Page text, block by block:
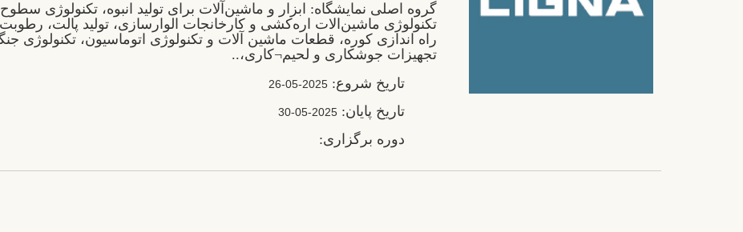
گروه اصلی نمایشگاه: ابزار و ماشین‌آلات برای تولید انبوه، تکنولوژی
تکنولوژی ماشین‌الات اره‌کشی و کارخانجات الوارسازی، تولید پالت،
راه اندازی کوره، قطعات ماشین آلات و تکنولوژی اتوماسیون، تکنولوژی
تجهیزات جوشکاری و لحیم¬کاری،..
تاریخ شروع: 2025-05-26
تاریخ پایان: 2025-05-30
دوره برگزاری: